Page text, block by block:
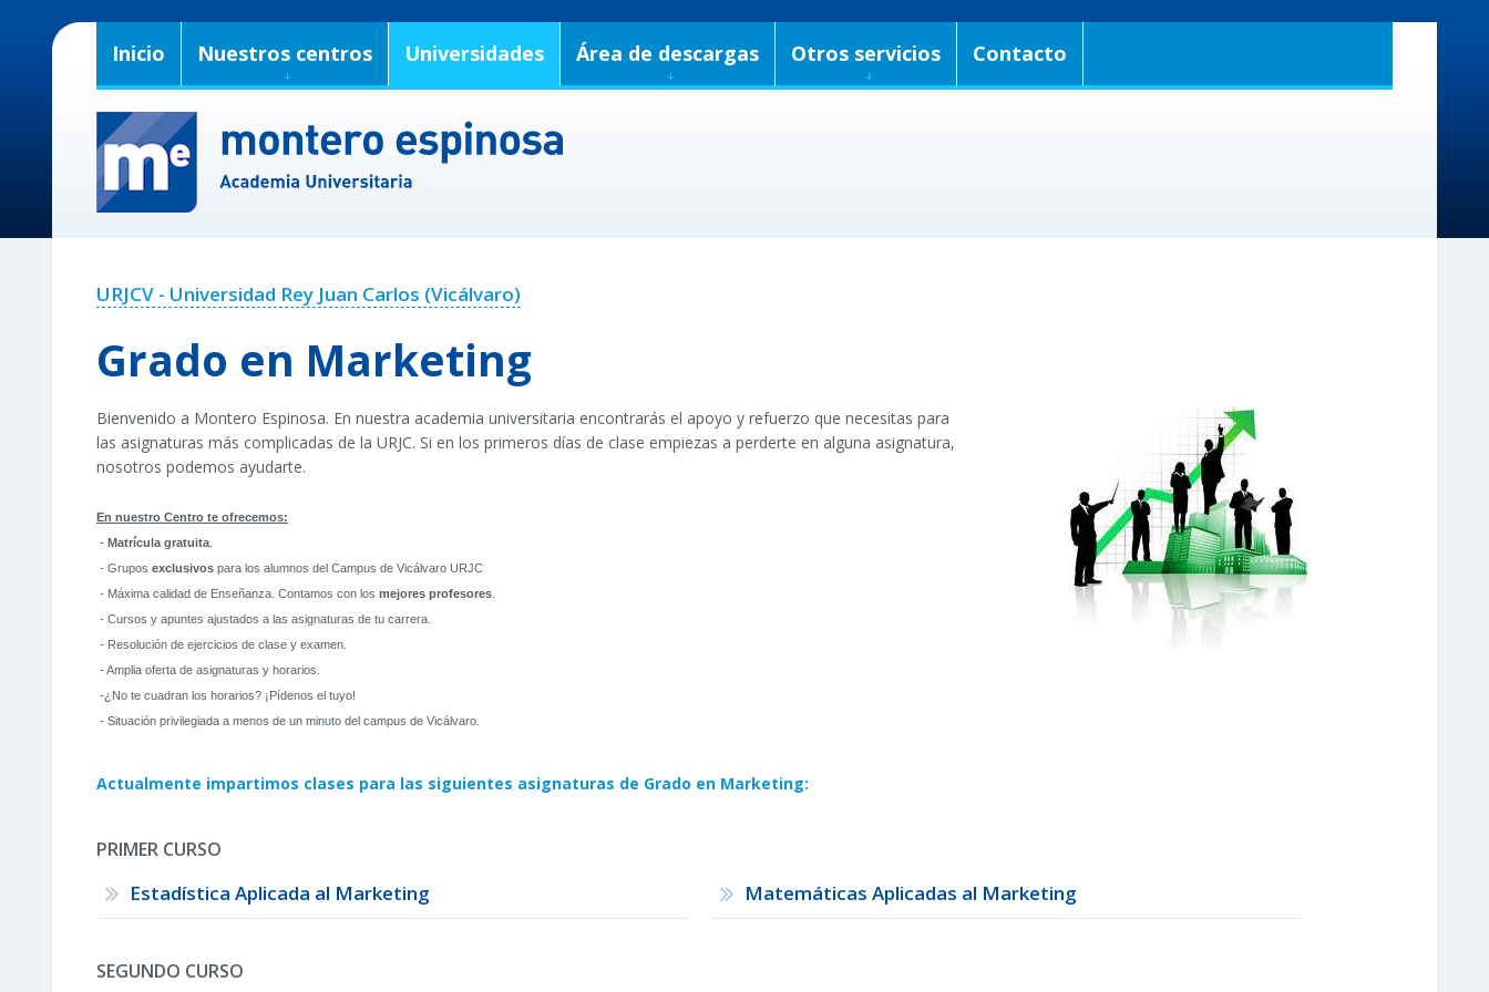
Inicio Nuestros centros Universidades Área de descargas Otros servicios Contacto
URJCV - Universidad Rey Juan Carlos (Vicálvaro)
Grado en Marketing
Bienvenido a Montero Espinosa. En nuestra academia universitaria encontrarás el apoyo y refuerzo que necesitas para
las asignaturas más complicadas de la URJC. Si en los primeros días de clase empiezas a perderte en alguna asignatura,
nosotros podemos ayudarte.
En nuestro Centro te ofrecemos:
- Matrícula gratuita
- Grupos exclusivos para los alumnos del Campus de Vicálvaro URJC
- Máxima calidad de Enseñanza. Contamos con los mejores profesores
- Cursos y apuntes ajustados a las asignaturas de tu carrera.
- Resolución de ejercicios de clase y examen.
- Amplia oferta de asignaturas y horarios.
-¿No te cuadran los horarios? ¡Pídenos el tuyo!
- Situación privilegiada a menos de un minuto del campus de Vicálvaro.
Actualmente impartimos clases para las siguientes asignaturas de Grado en Marketing:
PRIMER CURSO
Estadística Aplicada al Marketing Matemáticas Aplicadas al Marketing
SEGUNDO CURSO